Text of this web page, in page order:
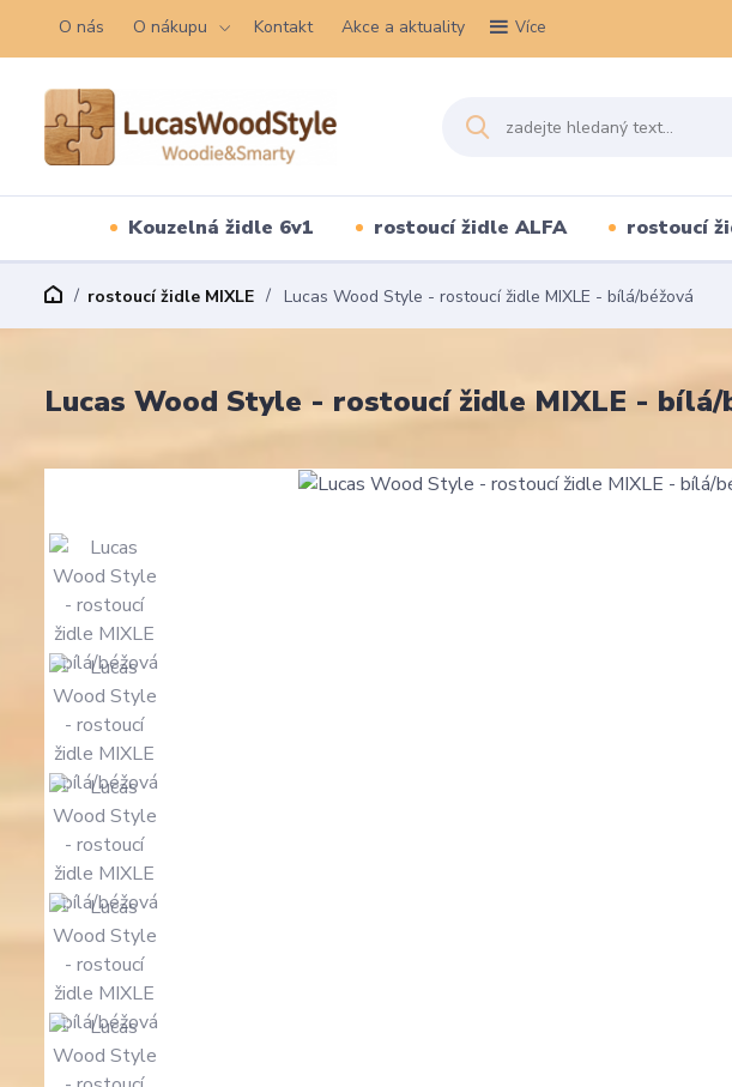
O nás O nákupu Kontakt Akce a aktuality Více
Kouzelná židle 6v1 rostoucí židle ALFA rostoucí
rostoucí židle MIXLE Lucas Wood Style - rostoucí židle MIXLE - bílá/béžová
Lucas Wood Style - rostoucí židle MIXLE - bílá/